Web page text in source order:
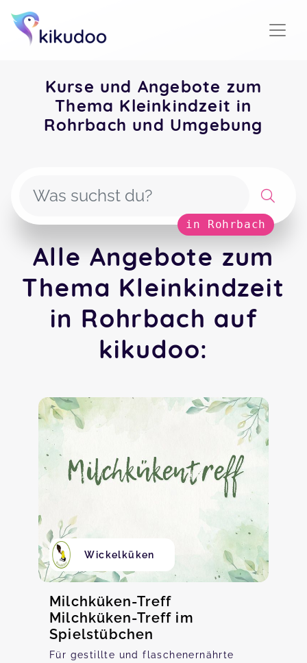
Kurse und Angebote zum
Thema Kleinkindzeit in
Rohrbach und Umgebung
in Rohrbach
Alle Angebote zum
Thema Kleinkindzeit
in Rohrbach auf
kikudoo:
Wickelküken
Milchküken-Treff
Milchküken-Treff im
Spielstübchen
Für gestillte und flaschenernährte